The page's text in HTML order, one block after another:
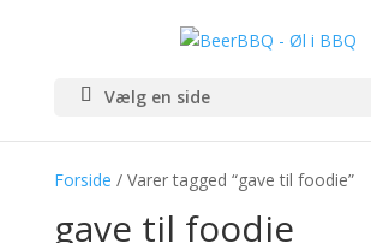
Vælg en side
Forside / Varer tagged “gave til foodie”
gave til foodie